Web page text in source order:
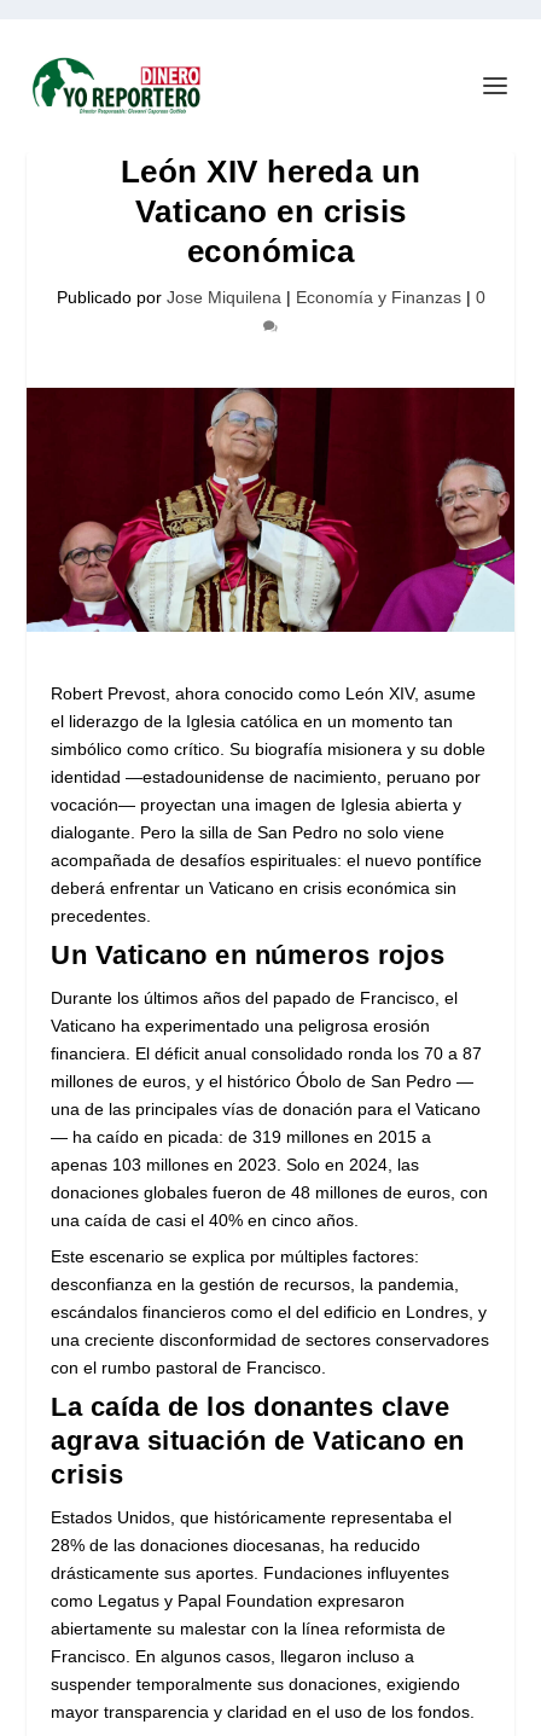
León XIV hereda un
Vaticano en crisis
económica
Publicado por Jose Miquilena | Economía y Finanzas| 0
Robert Prevost, ahora conocido como León XIV, asume
el liderazgo de la Iglesia católica en un momento tan
simbólico como crítico. Su biografía misionera y su doble
identidad —estadounidense de nacimiento, peruano por
vocación— proyectan una imagen de Iglesia abierta y
dialogante. Pero la silla de San Pedro no solo viene
acompañada de desafíos espirituales: el nuevo pontífice
deberá enfrentar un Vaticano en crisis económica sin
precedentes.
Un Vaticano en números rojos
Durante los últimos años del papado de Francisco, el
Vaticano ha experimentado una peligrosa erosión
financiera. El déficit anual consolidado ronda los 70 a 87
millones de euros, y el histórico Óbolo de San Pedro —
una de las principales vías de donación para el Vaticano
— ha caído en picada: de 319 millones en 2015 a
apenas 103 millones en 2023. Solo en 2024, las
donaciones globales fueron de 48 millones de euros, con
una caída de casi el 40% en cinco años.
Este escenario se explica por múltiples factores:
desconfianza en la gestión de recursos, la pandemia,
escándalos financieros como el del edificio en Londres, y
una creciente disconformidad de sectores conservadores
con el rumbo pastoral de Francisco.
La caída de los donantes clave
agrava situación de Vaticano en
crisis
Estados Unidos, que históricamente representaba el
28% de las donaciones diocesanas, ha reducido
drásticamente sus aportes. Fundaciones influyentes
como Legatus y Papal Foundation expresaron
abiertamente su malestar con la línea reformista de
Francisco. En algunos casos, llegaron incluso a
suspender temporalmente sus donaciones, exigiendo
mayor transparencia y claridad en el uso de los fondos.